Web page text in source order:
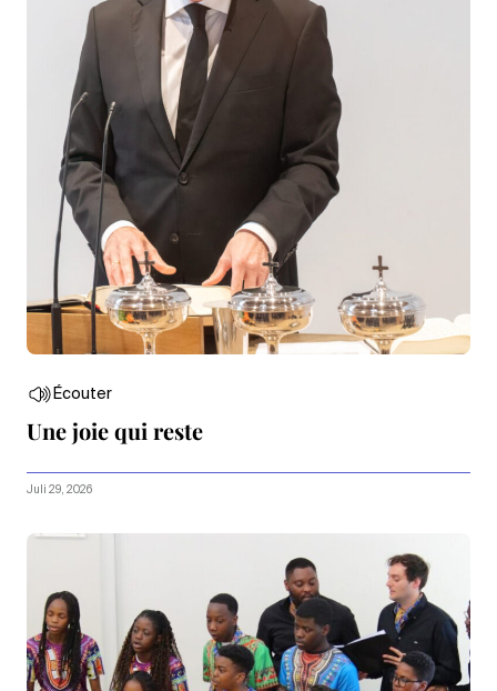
Écouter
Une joie qui reste
Juli 29, 2026